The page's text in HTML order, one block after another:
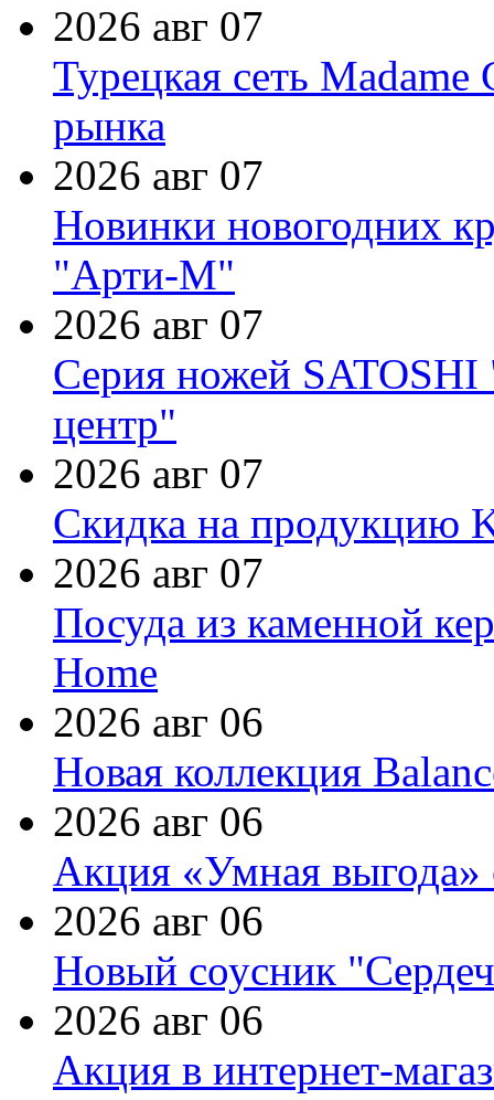
2026 авг 07
Турецкая сеть Madame
рынка
2026 авг 07
Новинки новогодних
"Арти-М"
2026 авг 07
Серия ножей
центр"
2026 авг 07
Скидка на продукцию
2026 авг 07
Посуда из каменной
Home
2026 авг 06
Новая коллекция
2026 авг 06
Акция «Умная выгода»
2026 авг 06
Новый соусник
2026 авг 06
Акция в интернет-